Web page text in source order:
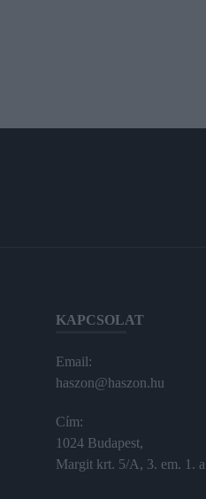
KAPCSOLAT
Email:
haszon@haszon.hu
Cím:
1024 Budapest,
Margit krt. 5/A, 3. em. 1. a